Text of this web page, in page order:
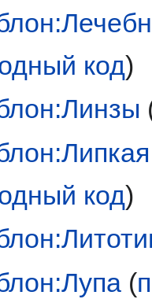
код)
код)
(